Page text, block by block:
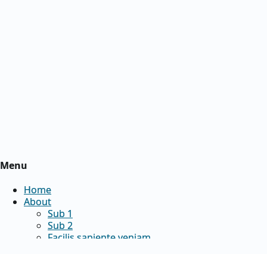
Menu
Home
About
Sub 1
Sub 2
Facilis sapiente veniam.